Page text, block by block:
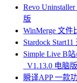
Revo
版
WinMerge 文件
Stardock
Simple Live B
_V1.13.0 电脑
瞬译APP 一款